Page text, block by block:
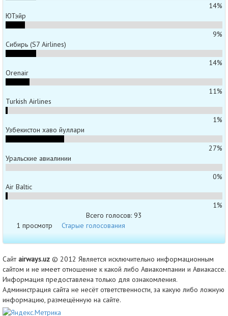
14%
ЮТэйр
9%
Сибирь (S7 Airlines)
14%
Orenair
11%
Turkish Airlines
1%
Узбекистон хаво йуллари
27%
Уральские авиалинии
0%
Air Baltic
1%
Всего голосов: 93
1 просмотр
Старые голосования
Сайтairways.uz © 2012 Является исключительно информационным
сайтом и не имеет отношение к какой либо Авиакомпании и Авиакассе.
Информация предоставлена только для ознакомления.
Администрация сайта не несёт ответственности, за какую либо ложную
информацию, размещённую на сайте.